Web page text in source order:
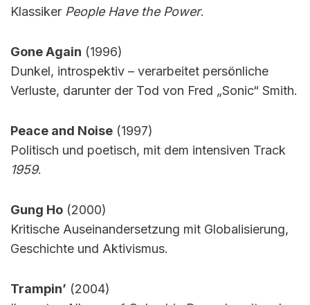
Klassiker People Have the Power.
Gone Again (1996)
Dunkel, introspektiv – verarbeitet persönliche
Verluste, darunter der Tod von Fred „Sonic“ Smith.
Peace and Noise (1997)
Politisch und poetisch, mit dem intensiven Track
1959.
Gung Ho (2000)
Kritische Auseinandersetzung mit Globalisierung,
Geschichte und Aktivismus.
Trampin’ (2004)